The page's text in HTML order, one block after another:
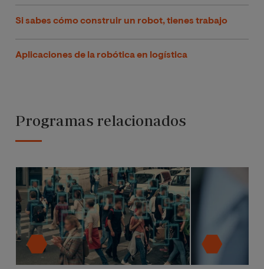
Si sabes cómo construir un robot, tienes trabajo
Aplicaciones de la robótica en logística
Programas relacionados